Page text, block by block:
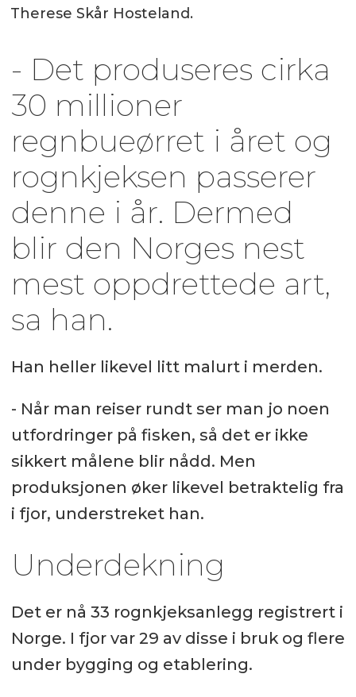
Therese Skår Hosteland.
- Det produseres cirka
30 millioner
regnbueørret i året og
rognkjeksen passerer
denne i år. Dermed
blir den Norges nest
mest oppdrettede art,
sa han.
Han heller likevel litt malurt i merden.
- Når man reiser rundt ser man jo noen
utfordringer på fisken, så det er ikke
sikkert målene blir nådd. Men
produksjonen øker likevel betraktelig fra
i fjor, understreket han.
Underdekning
Det er nå 33 rognkjeksanlegg registrert i
Norge. I fjor var 29 av disse i bruk og flere
under bygging og etablering.